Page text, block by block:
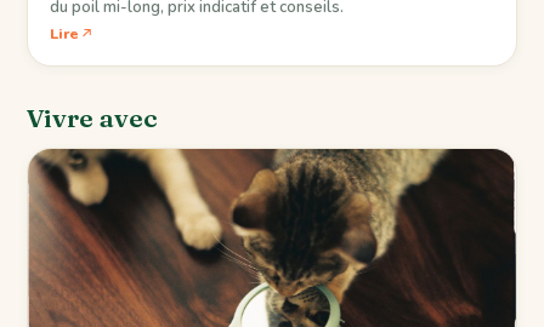
du poil mi-long, prix indicatif et conseils.
Lire
Vivre avec